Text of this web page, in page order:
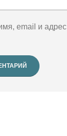
email и